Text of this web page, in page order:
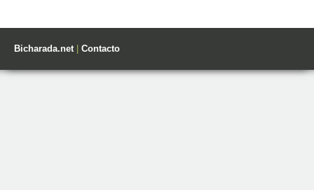
Bicharada.net| Contacto